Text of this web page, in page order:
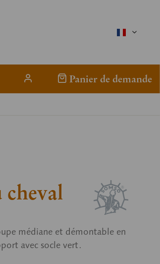
Panier de demande
cheval
médiane et démontable en
avec socle vert.